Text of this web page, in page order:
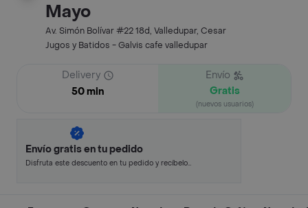
Mayo
Av. Simón Bolívar #22 18d, Valledupar, Cesar
Jugos y Batidos - Galvis cafe valledupar
Delivery
50 min
Envío
Gratis
(nuevos usuarios)
Envío gratis en tu pedido
Disfruta este descuento en tu pedido y recíbelo